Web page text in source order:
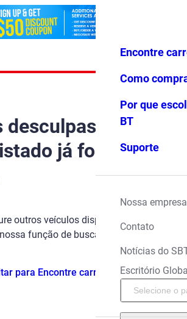
Favoritos Menu
Encontre
Como
Por que
BT
Suporte
Nossa empresa
Contato
Notícias do
Escritório
mas o
já foi
outros veículos disponíveis usando
nossa função de busca.
para Encontre carros